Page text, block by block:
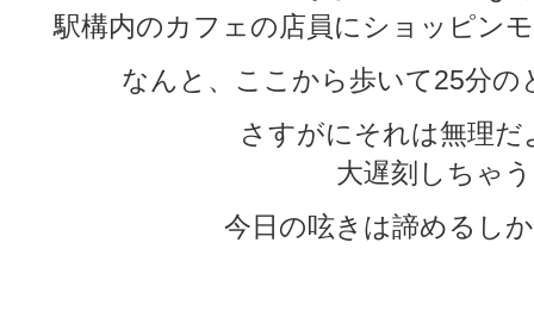
駅構内のカフェの店員にショッピン
なんと、ここから歩いて25分
さすがにそれは無理
大遅刻しちゃ
今日の呟きは諦めるし